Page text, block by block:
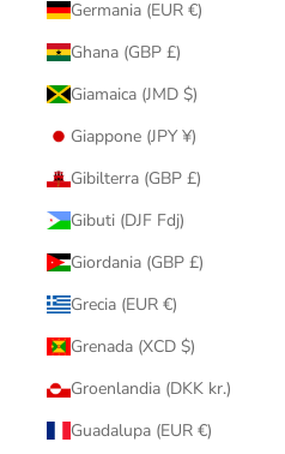
Germania (EUR €)
Ghana (GBP £)
Giamaica (JMD $)
Giappone (JPY ¥)
Gibilterra (GBP £)
Gibuti (DJF Fdj)
Giordania (GBP £)
Grecia (EUR €)
Grenada (XCD $)
Groenlandia (DKK kr.)
Guadalupa (EUR €)